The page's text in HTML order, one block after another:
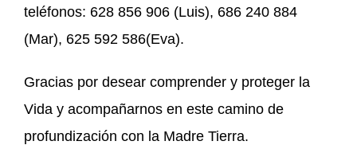
teléfonos: 628 856 906 (Luis), 686 240 884
(Mar), 625 592 586(Eva).
Gracias por desear comprender y proteger la
Vida y acompañarnos en este camino de
profundización con la Madre Tierra.